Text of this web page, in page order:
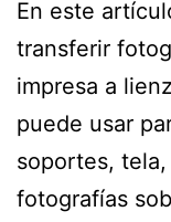
En este
transferir
impresa a
puede usar
soportes,
fotografías